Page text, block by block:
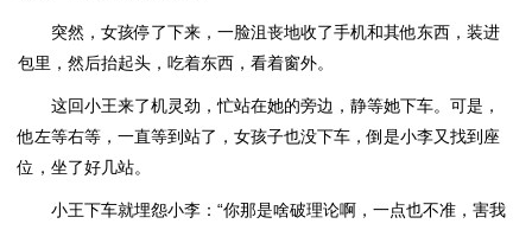
突然，女孩停了下来，一脸沮丧地收了手机和其他东西，装进
包里，然后抬起头，吃着东西，看着窗外。
这回小王来了机灵劲，忙站在她的旁边，静等她下车。可是，
他左等右等，一直等到站了，女孩子也没下车，倒是小李又找到座
位，坐了好几站。
小王下车就埋怨小李：“你那是啥破理论啊，一点也不准，害我